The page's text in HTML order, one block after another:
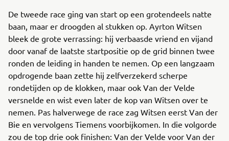
De tweede race ging van start op een grotendeels natte
baan, maar er droogden al stukken op. Ayrton Witsen
bleek de grote verrassing: hij verbaasde vriend en vijand
door vanaf de laatste startpositie op de grid binnen twee
ronden de leiding in handen te nemen. Op een langzaam
opdrogende baan zette hij zelfverzekerd scherpe
rondetijden op de klokken, maar ook Van der Velde
versnelde en wist even later de kop van Witsen over te
nemen. Pas halverwege de race zag Witsen eerst Van der
Bie en vervolgens Tiemens voorbijkomen. In die volgorde
zou de top drie ook finishen: Van der Velde voor Van der